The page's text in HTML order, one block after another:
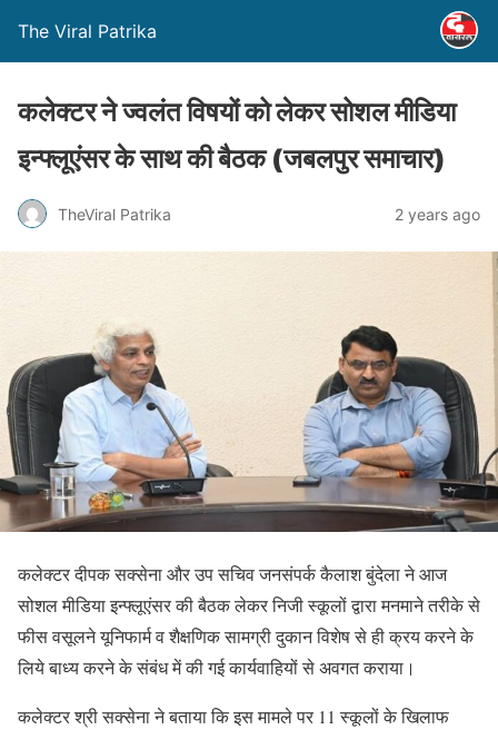
The Viral Patrika
कलेक्टर ने ज्वलंत विषयों को लेकर सोशल मीडिया
इन्फ्लूएंसर के साथ की बैठक (जबलपुर समाचार)
TheViral Patrika 2 years ago
कलेक्टर दीपक सक्सेना और उप सचिव जनसंपर्क कैलाश बुंदेला ने आज
सोशल मीडिया इन्फ्लूएंसर की बैठक लेकर निजी स्कूलों द्वारा मनमाने तरीके से
फीस वसूलने यूनिफार्म व शैक्षणिक सामग्री दुकान विशेष से ही क्रय करने के
लिये बाध्य करने के संबंध में की गई कार्यवाहियों से अवगत कराया।
कलेक्टर श्री सक्सेना ने बताया कि इस मामले पर 11 स्कूलों के खिलाफ